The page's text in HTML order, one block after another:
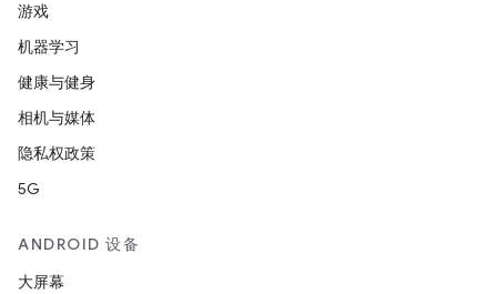
游戏
机器学习
健康与健身
相机与媒体
隐私权政策
5G
ANDROID 设备
大屏幕